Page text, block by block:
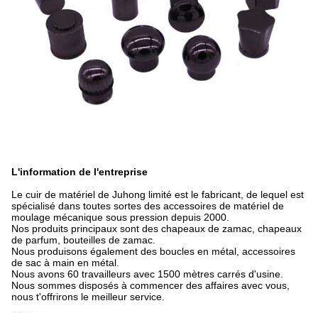
L'information de l'entreprise
Le cuir de matériel de Juhong limité est le fabricant, de lequel est
spécialisé dans toutes sortes des accessoires de matériel de
moulage mécanique sous pression depuis 2000.
Nos produits principaux sont des chapeaux de zamac, chapeaux
de parfum, bouteilles de zamac.
Nous produisons également des boucles en métal, accessoires
de sac à main en métal.
Nous avons 60 travailleurs avec 1500 mètres carrés d'usine.
Nous sommes disposés à commencer des affaires avec vous,
nous t'offrirons le meilleur service.